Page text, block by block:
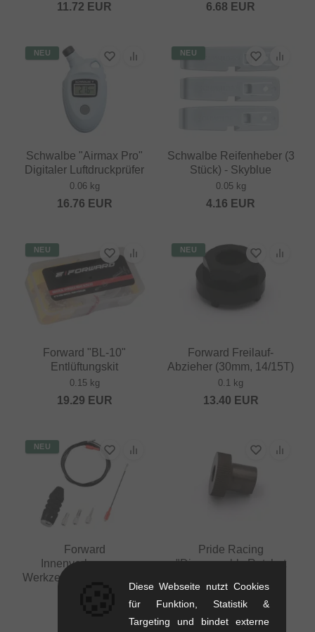
11.72 EUR 6.68 EUR
NEU
Schwalbe "Airmax Pro"
Digitaler Luftdruckprüfer
0.06 kg
16.76 EUR
NEU
Schwalbe Reifenheber (3
Stück) - Skyblue
0.05 kg
4.16 EUR
NEU
Forward "BL-10"
Entlüftungskit
0.15 kg
19.29 EUR
NEU
Forward Freilauf-
Abzieher (30mm, 14/15T)
0.1 kg
13.40 EUR
NEU
Forward
Innenverlegungs-
Werkzeug (Guide Cable)
Pride Racing
"Disassembly Ratchet
Werkzeuge
0.23 kg
100.80 EUR
Diese Webseite nutzt Cookies
für Funktion, Statistik &
Targeting und bindet externe